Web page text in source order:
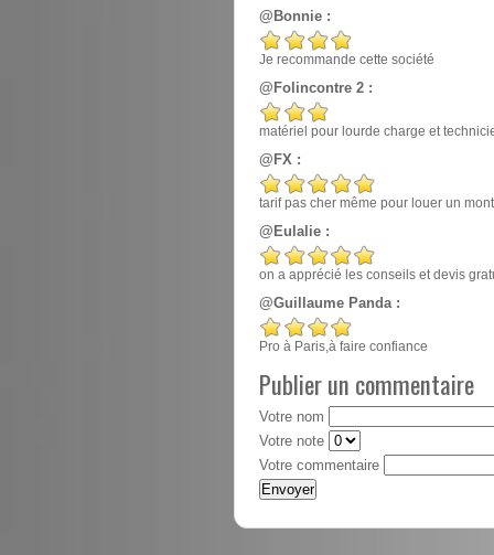
@Bonnie :
Je recommande cette société
@Folincontre 2 :
matériel pour lourde charge et
@FX :
tarif pas cher même pour louer un
@Eulalie :
on a apprécié les conseils et devis
@Guillaume Panda :
Pro à Paris,à faire confiance
Publier un commentaire
Votre nom
Votre note
Votre commentaire